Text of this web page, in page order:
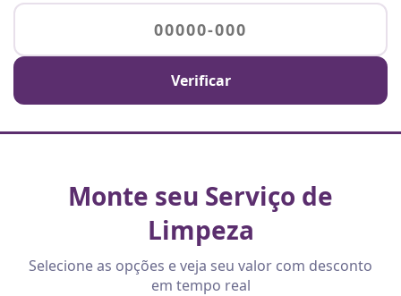
Verificar
Monte seu Serviço de
Limpeza
Selecione as opções e veja seu valor com desconto
em tempo real